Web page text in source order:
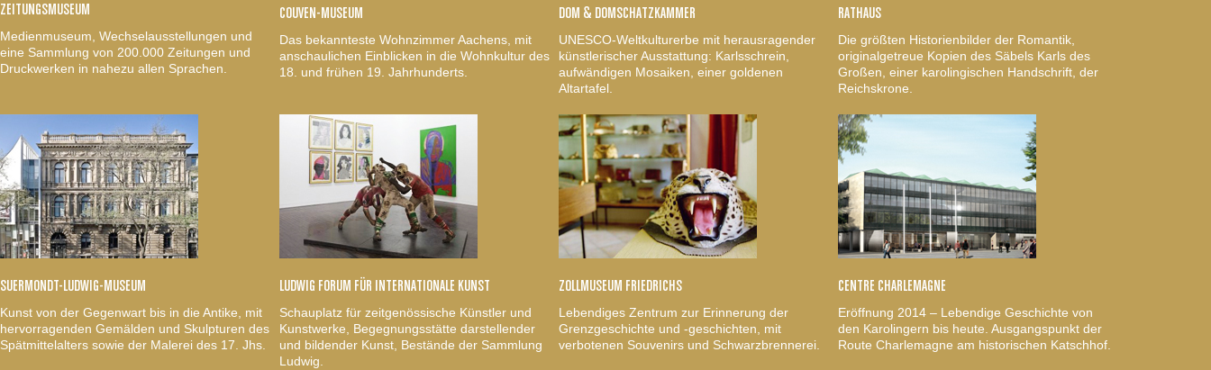
ZEITUNGSMUSEUM
Medienmuseum, Wechselausstellungen und
eine Sammlung von 200.000 Zeitungen und
Druckwerken in nahezu allen Sprachen.
COUVEN-MUSEUM
Das bekannteste Wohnzimmer Aachens, mit
anschaulichen Einblicken in die Wohnkultur des
18. und frühen 19. Jahrhunderts.
DOM & DOMSCHATZKAMMER
UNESCO-Weltkulturerbe mit herausragender
künstlerischer Ausstattung: Karlsschrein,
aufwändigen Mosaiken, einer goldenen
Altartafel.
RATHAUS
Die größten Historienbilder der Romantik,
originalgetreue Kopien des Säbels Karls des
Großen, einer karolingischen Handschrift, der
Reichskrone.
SUERMONDT-LUDWIG-MUSEUM
Kunst von der Gegenwart bis in die Antike, mit
hervorragenden Gemälden und Skulpturen des
Spätmittelalters sowie der Malerei des 17. Jhs.
LUDWIG FORUM FÜR INTERNATIONALE KUNST
Schauplatz für zeitgenössische Künstler und
Kunstwerke, Begegnungsstätte darstellender
und bildender Kunst, Bestände der Sammlung
Ludwig.
ZOLLMUSEUM FRIEDRICHS
Lebendiges Zentrum zur Erinnerung der
Grenzgeschichte und -geschichten, mit
verbotenen Souvenirs und Schwarzbrennerei.
CENTRE CHARLEMAGNE
Eröffnung 2014 – Lebendige Geschichte von
den Karolingern bis heute. Ausgangspunkt der
Route Charlemagne am historischen Katschhof.